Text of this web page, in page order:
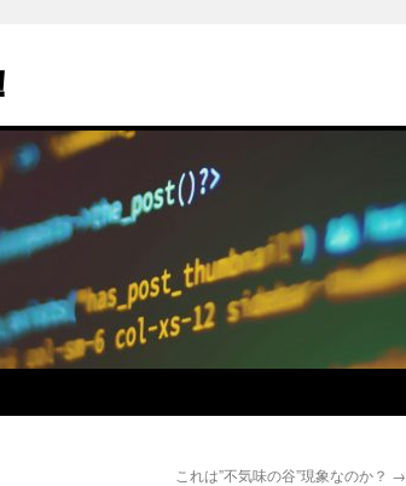
これは”不気味の谷”現象なのか？ →